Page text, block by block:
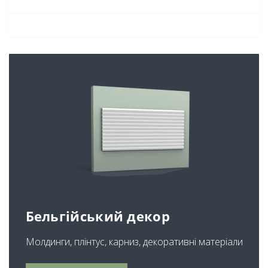
Бельгійський декор
Молдинги, плінтус, карниз, декоративні матеріали